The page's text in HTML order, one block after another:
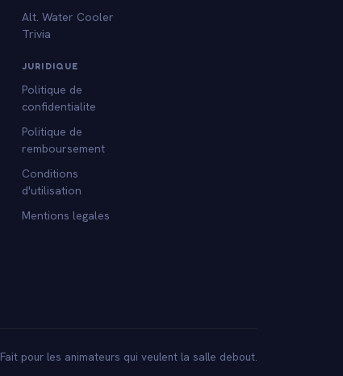
Alt. Water Cooler
Trivia
JURIDIQUE
Politique de
confidentialite
Politique de
remboursement
Conditions
d'utilisation
Mentions legales
Fait pour les animateurs qui veulent la salle debout.